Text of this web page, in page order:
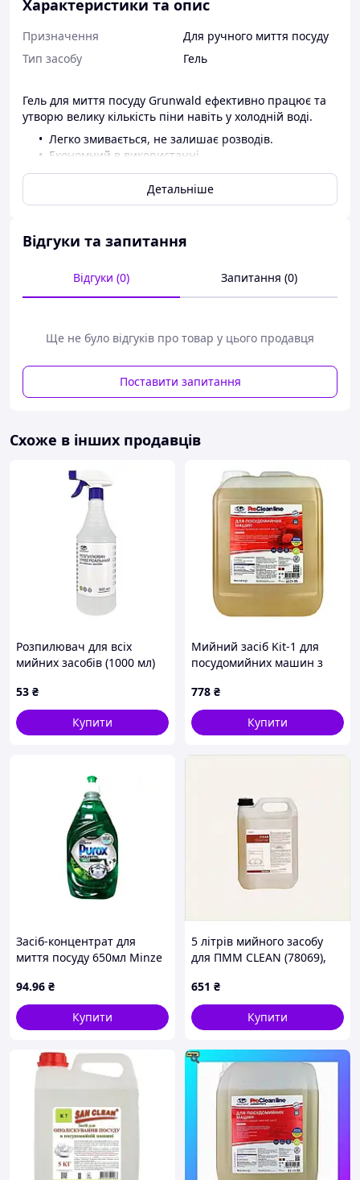
Характеристики та опис
Призначення
Для ручного миття посуду
Тип засобу
Гель
Гель для миття посуду Grunwald ефективно працює та
утворю велику кількість піни навіть у холодній воді.
Легко змивається, не залишає розводів.
Економний в використанні.
Однієї пляшки вистачає для миття до 3000
Виготовляється згідно з нормативами
відповідні підтверджуючі сертифікати.
Не містить шкідливих для здоров'я та шкіри
Детальніше
Відгуки та запитання
Відгуки (0) Запитання (0)
Ще не було відгуків про товар у цього продавця
Поставити запитання
Схоже в інших продавців
Розпилювач для всіх
мийних засобів (1000 мл)
53 ₴
Купити
Мийний засіб Kit-1 для
посудомийних машин з
NTN KLB
778 ₴
Купити
Засіб-концентрат для
миття посуду 650мл Minze
94.96 ₴
Купити
5 літрів мийного засобу
для ПММ CLEAN (78069),
651 ₴
Купити